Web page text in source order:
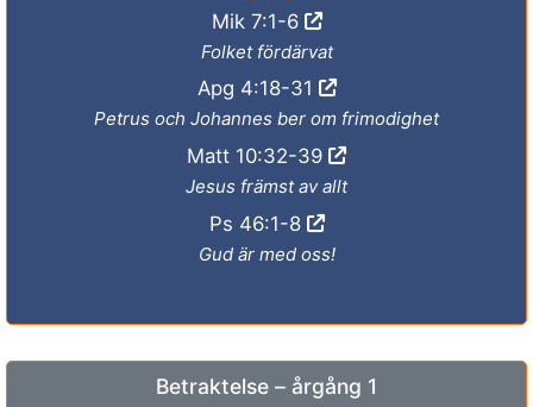
Mik 7:1-6
Folket fördärvat
Apg 4:18-31
Petrus och Johannes ber om frimodighet
Matt 10:32-39
Jesus främst av allt
Ps 46:1-8
Gud är med oss!
Betraktelse – årgång 1